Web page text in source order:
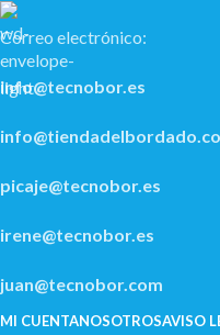
Correo electrónico:
info@tecnobor.es
picaje@tecnobor.es
irene@tecnobor.es
juan@tecnobor.com
MI CUENTANOSOTROSAVISO